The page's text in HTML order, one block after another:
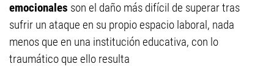
emocionales son el daño más difícil de superar tras
sufrir un ataque en su propio espacio laboral, nada
menos que en una institución educativa, con lo
traumático que ello resulta